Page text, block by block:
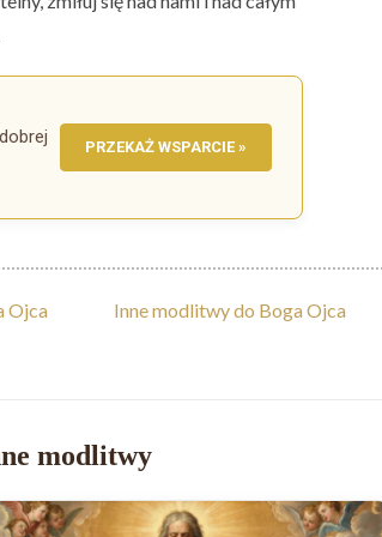
PRZEKAŻ WSPARCIE »
Ojca Inne modlitwy do Boga Ojca
modlitwy